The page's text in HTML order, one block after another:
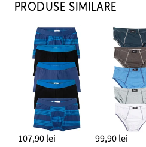
PRODUSE SIMILARE
107,90 lei 99,90 lei